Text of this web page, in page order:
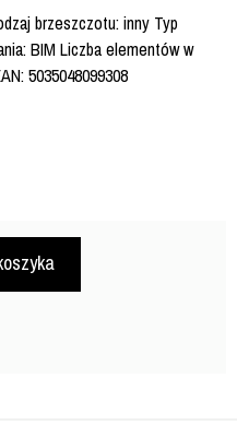
brzeszczotu: inny Typ
BIM Liczba elementów w
5035048099308